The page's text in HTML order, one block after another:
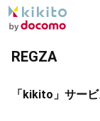
REGZA
「kikito」サー